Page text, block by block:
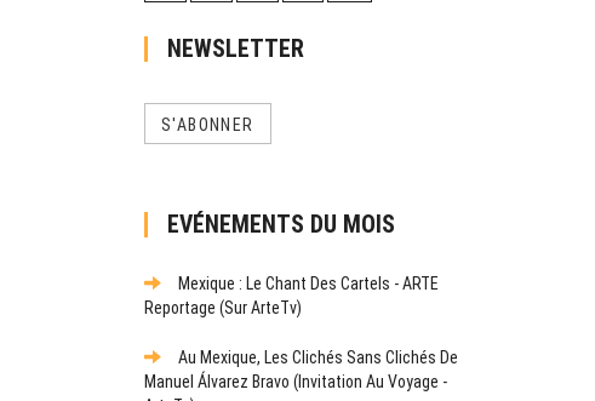
NEWSLETTER
S'ABONNER
EVÉNEMENTS DU MOIS
Mexique : Le Chant Des Cartels - ARTE
Reportage (sur ArteTv)
Au Mexique, Les Clichés Sans Clichés De
Manuel Álvarez Bravo (Invitation Au Voyage -